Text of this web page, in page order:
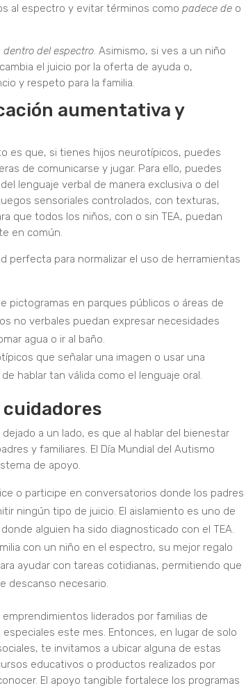
al espectro y evitar términos como padece deo
dentro del espectro. Asimismo, si ves a un niño
el juicio por la oferta de ayuda o,
y respeto para la familia.
aumentativa y
es que, si tienes hijos neurotípicos, puedes
de comunicarse y jugar. Para ello, puedes
lenguaje verbal de manera exclusiva o del
sensoriales controlados, con texturas,
que todos los niños, con o sin TEA, puedan
en común.
perfecta para normalizar el uso de herramientas
pictogramas en parques públicos o áreas de
no verbales puedan expresar necesidades
agua o ir al baño.
que señalar una imagen o usar una
hablar tan válida como el lenguaje oral.
cuidadores
a un lado, es que al hablar del bienestar
y familiares. El Día Mundial del Autismo
de apoyo.
o participe en conversatorios donde los padres
ningún tipo de juicio. El aislamiento es uno de
alguien ha sido diagnosticado con el TEA.
con un niño en el espectro, su mejor regalo
ayudar con tareas cotidianas, permitiendo que
descanso necesario.
liderados por familias de
este mes. Entonces, en lugar de solo
te invitamos a ubicar alguna de estas
educativos o productos realizados por
El apoyo tangible fortalece los programas